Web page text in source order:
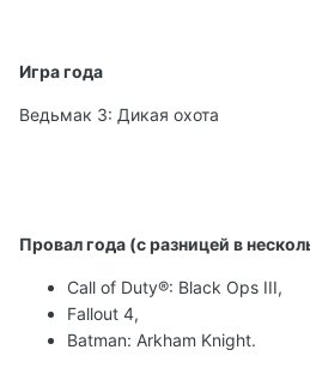
Игра года
Ведьмак 3: Дикая охота
Провал года (с разницей в
Call of Duty®: Black Ops III,
Fallout 4,
Batman: Arkham Knight.